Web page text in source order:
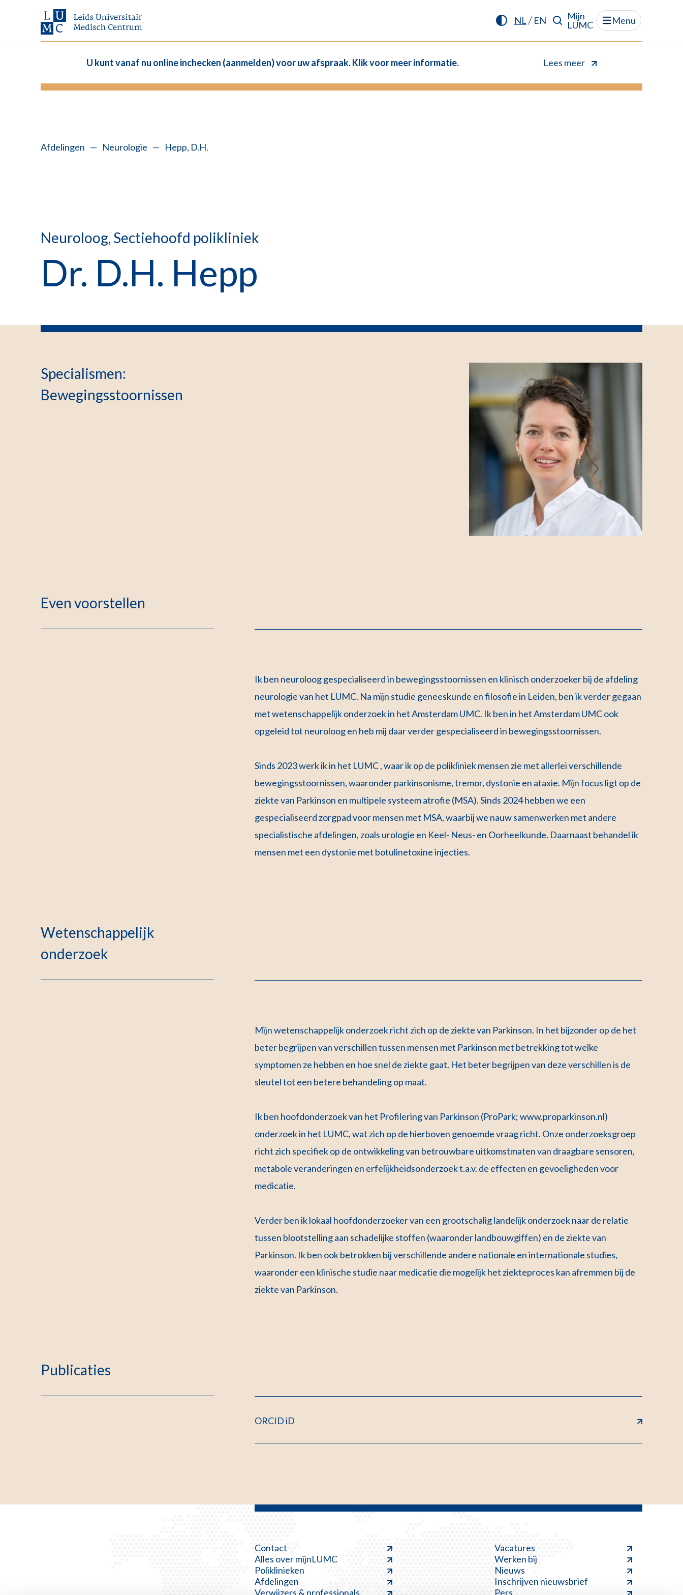
NL/ EN
Mijn
LUMC
Menu
U kunt vanaf nu online inchecken (aanmelden) voor uw afspraak. Klik voor meer informatie. Lees meer
Afdelingen — Neurologie — Hepp, D.H.
Neuroloog, Sectiehoofd polikliniek
Dr. D.H. Hepp
Specialismen:
Bewegingsstoornissen
Even voorstellen
Ik ben neuroloog gespecialiseerd in bewegingsstoornissen en klinisch onderzoeker bij de afdeling
neurologie van het LUMC. Na mijn studie geneeskunde en filosofie in Leiden, ben ik verder gegaan
met wetenschappelijk onderzoek in het Amsterdam UMC. Ik ben in het Amsterdam UMC ook
opgeleid tot neuroloog en heb mij daar verder gespecialiseerd in bewegingsstoornissen.
Sinds 2023 werk ik in het LUMC , waar ik op de polikliniek mensen zie met allerlei verschillende
bewegingsstoornissen, waaronder parkinsonisme, tremor, dystonie en ataxie. Mijn focus ligt op de
ziekte van Parkinson en multipele systeem atrofie (MSA). Sinds 2024 hebben we een
gespecialiseerd zorgpad voor mensen met MSA, waarbij we nauw samenwerken met andere
specialistische afdelingen, zoals urologie en Keel- Neus- en Oorheelkunde. Daarnaast behandel ik
mensen met een dystonie met botulinetoxine injecties.
Wetenschappelijk
onderzoek
Mijn wetenschappelijk onderzoek richt zich op de ziekte van Parkinson. In het bijzonder op de het
beter begrijpen van verschillen tussen mensen met Parkinson met betrekking tot welke
symptomen ze hebben en hoe snel de ziekte gaat. Het beter begrijpen van deze verschillen is de
sleutel tot een betere behandeling op maat.
Ik ben hoofdonderzoek van het Profilering van Parkinson (ProPark; www.proparkinson.nl)
onderzoek in het LUMC, wat zich op de hierboven genoemde vraag richt. Onze onderzoeksgroep
richt zich specifiek op de ontwikkeling van betrouwbare uitkomstmaten van draagbare sensoren,
metabole veranderingen en erfelijkheidsonderzoek t.a.v. de effecten en gevoeligheden voor
medicatie.
Verder ben ik lokaal hoofdonderzoeker van een grootschalig landelijk onderzoek naar de relatie
tussen blootstelling aan schadelijke stoffen (waaronder landbouwgiffen) en de ziekte van
Parkinson. Ik ben ook betrokken bij verschillende andere nationale en internationale studies,
waaronder een klinische studie naar medicatie die mogelijk het ziekteproces kan afremmen bij de
ziekte van Parkinson.
Publicaties
ORCID iD
Contact
Alles over mijnLUMC
Poliklinieken
Afdelingen
Verwijzers & professionals
Vacatures
Werken bij
Nieuws
Inschrijven nieuwsbrief
Pers